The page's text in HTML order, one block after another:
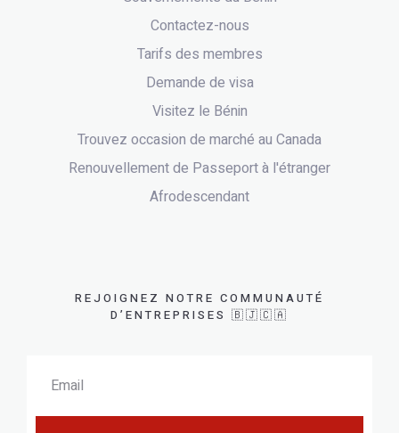
Contactez-nous
Tarifs des membres
Demande de visa
Visitez le Bénin
Trouvez occasion de marché au Canada
Renouvellement de Passeport à l'étranger
Afrodescendant
REJOIGNEZ NOTRE COMMUNAUTÉ
D’ENTREPRISES 🇧🇯🇨🇦